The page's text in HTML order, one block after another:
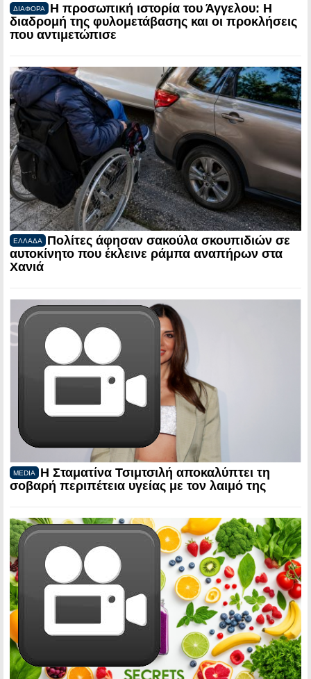
ΔΙΑΦΟΡΑ
Η προσωπική ιστορία του Άγγελου: Η
διαδρομή της φυλομετάβασης και οι προκλήσεις
που αντιμετώπισε
ΕΛΛΑΔΑ
Πολίτες άφησαν σακούλα σκουπιδιών σε
αυτοκίνητο που έκλεινε ράμπα αναπήρων στα
Χανιά
MEDIA
Η Σταματίνα Τσιμτσιλή αποκαλύπτει τη
σοβαρή περιπέτεια υγείας με τον λαιμό της